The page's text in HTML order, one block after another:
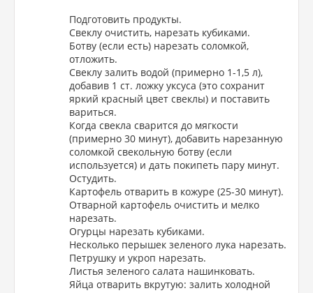
Подготовить продукты.
Свеклу очистить, нарезать кубиками.
Ботву (если есть) нарезать соломкой,
отложить.
Свеклу залить водой (примерно 1-1,5 л),
добавив 1 ст. ложку уксуса (это сохранит
яркий красный цвет свеклы) и поставить
вариться.
Когда свекла сварится до мягкости
(примерно 30 минут), добавить нарезанную
соломкой свекольную ботву (если
используется) и дать покипеть пару минут.
Остудить.
Картофель отварить в кожуре (25-30 минут).
Отварной картофель очистить и мелко
нарезать.
Огурцы нарезать кубиками.
Несколько перышек зеленого лука нарезать.
Петрушку и укроп нарезать.
Листья зеленого салата нашинковать.
Яйца отварить вкрутую: залить холодной